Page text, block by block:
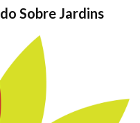
Sobre Jardins